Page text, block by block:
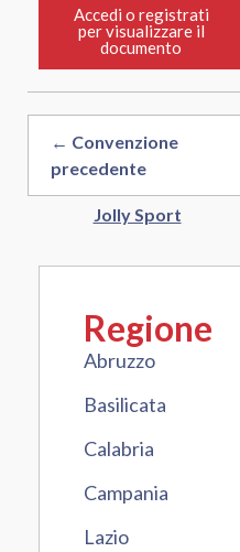
Accedi o registrati
per visualizzare il
documento
← Convenzione
precedente
Jolly Sport
Regione
Abruzzo
Basilicata
Calabria
Campania
Lazio